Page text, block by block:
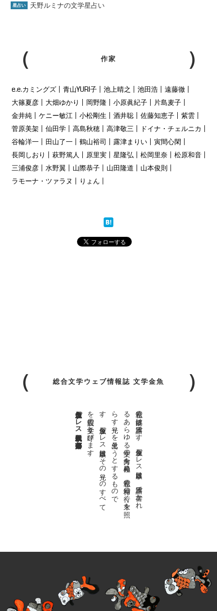
星占い 天野ルミナの文学星占い
作家
e.e.カミングズ 青山YURI子 池上晴之 池田浩
遠藤徹
大篠夏彦
大畑ゆかり 岡野隆 小原眞紀子
片島麦子
金井純
ケニー敏江 小松剛生 酒井聡 佐藤知恵子
紫雲
菅原美架
仙田学 高島秋穂 高津敬三
ドイナ・チェルニカ
谷輪洋一
田山了一 鶴山裕司 露津まりい
寅間心閑
長岡しおり
萩野篤人 原里実 星隆弘 松岡里奈
松原和音
三浦俊彦
水野翼 山際恭子 山田隆道
山本俊則
ラモーナ・ツァラヌ
りょん
総合文学ウェブ情報誌 文学金魚
私達の
故郷は
日本語で
す
。
金魚屋プ
レ
ス
日本版は
、
日本語で
書か
れ
る
あ
ら
ゆ
る
文学の
方向を
見極め
、
私達の
精神の
行く
末を
照
ら
す
光り
を
見出そ
う
と
す
る
も
の
で
す
。
金魚屋プ
レ
ス
日本版は
そ
の
光り
の
す
べ
て
を
広義の
文学と
呼び
ま
す
。
金魚屋プレス日本版代表 齋藤都